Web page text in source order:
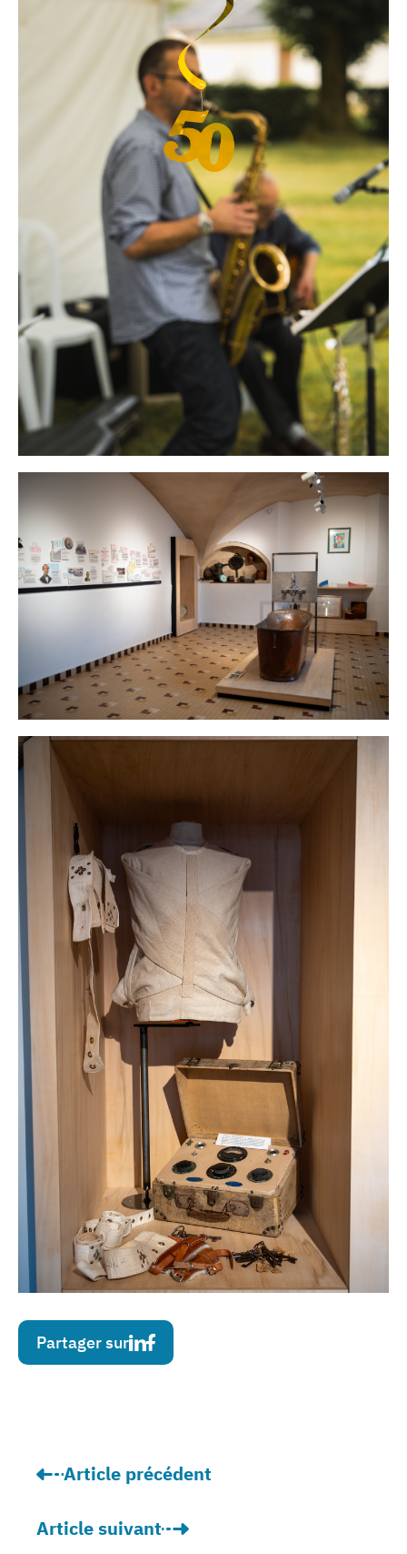
Partager sur
Article précédent
: « On constate une volonté de rendre
Article suivant
: « La certification de notre Centre